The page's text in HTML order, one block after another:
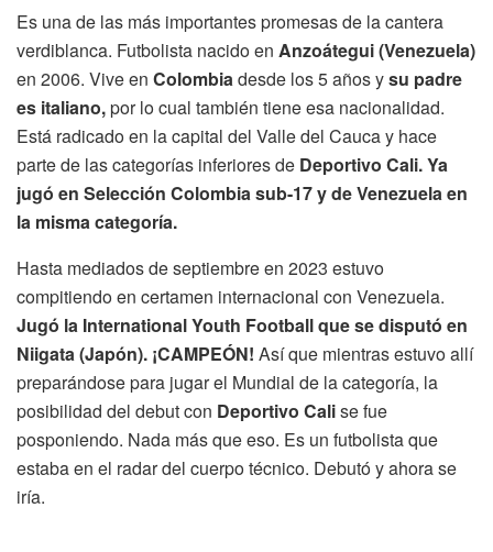
Es una de las más importantes promesas de la cantera
verdiblanca. Futbolista nacido en Anzoátegui (Venezuela)
en 2006. Vive en Colombiadesde los 5 años ysu padre
es italiano,por lo cual también tiene esa nacionalidad.
Está radicado en la capital del Valle del Cauca y hace
parte de las categorías inferiores de Deportivo Cali.Ya
jugó en Selección Colombia sub-17 y de Venezuela en
la misma categoría.
Hasta mediados de septiembre en 2023 estuvo
compitiendo en certamen internacional con Venezuela.
Jugó la International Youth Football que se disputó en
Niigata (Japón). ¡CAMPEÓN! Así que mientras estuvo allí
preparándose para jugar el Mundial de la categoría, la
posibilidad del debut con Deportivo Calise fue
posponiendo. Nada más que eso. Es un futbolista que
estaba en el radar del cuerpo técnico. Debutó y ahora se
iría.